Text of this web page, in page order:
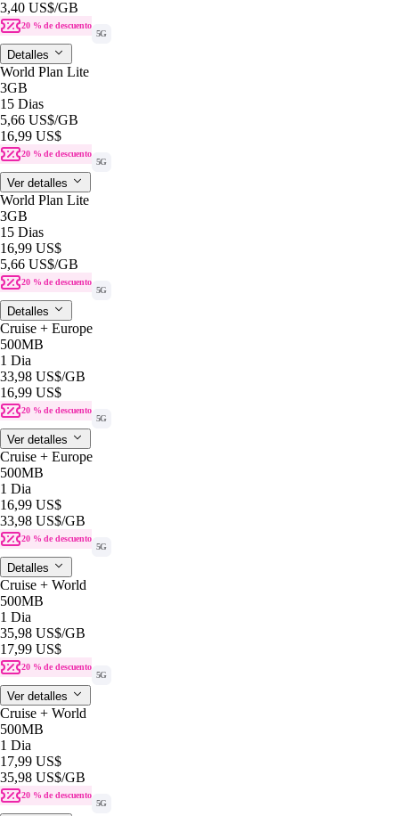
3,40 US$/GB
20 % de descuento
5G
Detalles
World Plan Lite
3GB
15 Dias
5,66 US$/GB
16,99 US$
20 % de descuento
5G
Ver detalles
World Plan Lite
3GB
15 Dias
16,99 US$
5,66 US$/GB
20 % de descuento
5G
Detalles
Cruise + Europe
500MB
1 Dia
33,98 US$/GB
16,99 US$
20 % de descuento
5G
Ver detalles
Cruise + Europe
500MB
1 Dia
16,99 US$
33,98 US$/GB
20 % de descuento
5G
Detalles
Cruise + World
500MB
1 Dia
35,98 US$/GB
17,99 US$
20 % de descuento
5G
Ver detalles
Cruise + World
500MB
1 Dia
17,99 US$
35,98 US$/GB
20 % de descuento
5G